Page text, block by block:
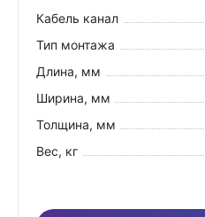
Кабель канал
Тип монтажа
Длина, мм
Ширина, мм
Толщина, мм
Вес, кг